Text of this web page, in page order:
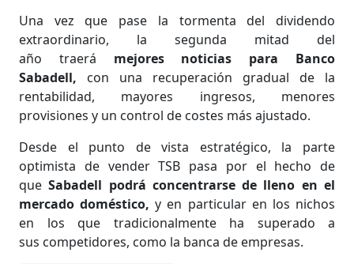
Una vez que pase la tormenta del dividendo
extraordinario, la segunda mitad del
año traerá mejores noticias para Banco
Sabadell, con una recuperación gradual de la
rentabilidad, mayores ingresos, menores
provisiones y un control de costes más ajustado.
Desde el punto de vista estratégico, la parte
optimista de vender TSB pasa por el hecho de
queSabadell podrá concentrarse de lleno en el
mercado doméstico,y en particular en los nichos
en los que tradicionalmente ha superado a
sus competidores, como la banca de empresas.